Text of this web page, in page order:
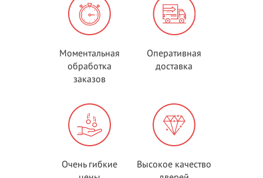
Моментальная
обработка
заказов
Оперативная
доставка
Очень гибкие
Высокое качество